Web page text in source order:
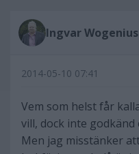
Ingvar Wogenius
2014-05-10 07:41
Vem som helst får
vill, dock inte
Men jag misstänker